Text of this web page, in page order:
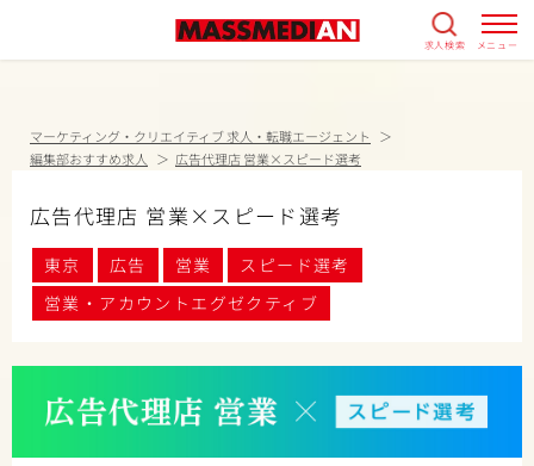
求人検索 メニュー
マーケティング・クリエイティブ 求人・転職エージェント
編集部おすすめ求人
広告代理店 営業×スピード選考
広告代理店 営業×スピード選考
東京 広告 営業
スピード選考
営業・アカウントエグゼクティブ